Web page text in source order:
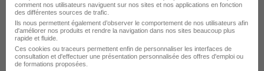
Voir plus
Emploi Pub Nantes
Emploi Pub Neuilly-sur-Seine
Emploi Pub Rennes
Parcourez les offres d'emploi dans
comment nos utilisateurs naviguent sur nos sites et nos applications en fonction
des différentes sources de trafic.
Ils nous permettent également d’observer le comportement de nos utilisateurs afin
d'améliorer nos produits et rendre la navigation dans nos sites beaucoup plus
rapide et fluide.
Ces cookies ou traceurs permettent enfin de personnaliser les interfaces de
consultation et d'effectuer une présentation personnalisée des offres d'emploi ou
de formations proposées.